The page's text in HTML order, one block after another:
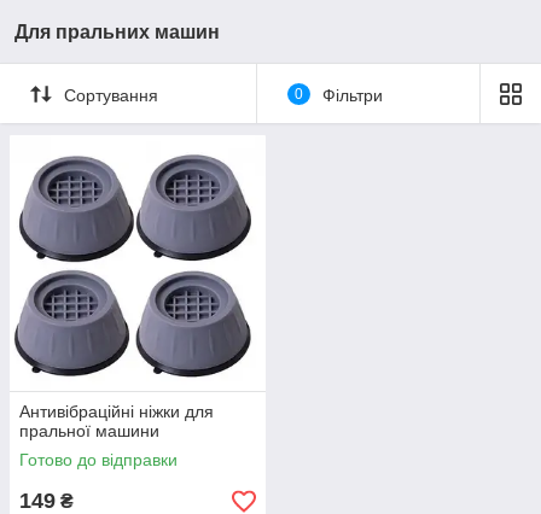
Для пральних машин
Сортування 0 Фільтри
Антивібраційні ніжки для
пральної машини
Готово до відправки
149 ₴